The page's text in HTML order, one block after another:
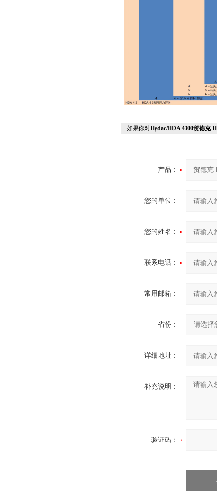
如果你对Hydac/HDA 4300贺德克
产品：
您的单位：
您的姓名：
联系电话：
常用邮箱：
省份：
详细地址：
补充说明：
验证码：